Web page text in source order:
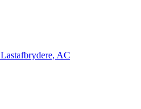
Lastafbrydere, AC